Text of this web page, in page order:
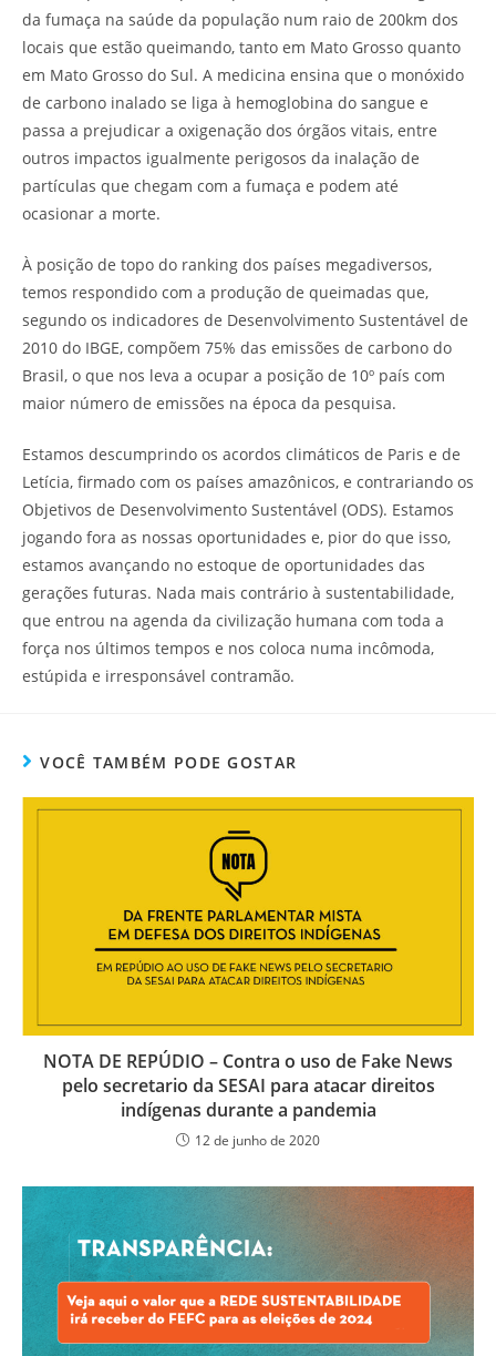
da fumaça na saúde da população num raio de 200km dos
locais que estão queimando, tanto em Mato Grosso quanto
em Mato Grosso do Sul. A medicina ensina que o monóxido
de carbono inalado se liga à hemoglobina do sangue e
passa a prejudicar a oxigenação dos órgãos vitais, entre
outros impactos igualmente perigosos da inalação de
partículas que chegam com a fumaça e podem até
ocasionar a morte.
À posição de topo do ranking dos países megadiversos,
temos respondido com a produção de queimadas que,
segundo os indicadores de Desenvolvimento Sustentável de
2010 do IBGE, compõem 75% das emissões de carbono do
Brasil, o que nos leva a ocupar a posição de 10º país com
maior número de emissões na época da pesquisa.
Estamos descumprindo os acordos climáticos de Paris e de
Letícia, firmado com os países amazônicos, e contrariando os
Objetivos de Desenvolvimento Sustentável (ODS). Estamos
jogando fora as nossas oportunidades e, pior do que isso,
estamos avançando no estoque de oportunidades das
gerações futuras. Nada mais contrário à sustentabilidade,
que entrou na agenda da civilização humana com toda a
força nos últimos tempos e nos coloca numa incômoda,
estúpida e irresponsável contramão.
VOCÊ TAMBÉM PODE GOSTAR
NOTA DE REPÚDIO – Contra o uso de Fake News
pelo secretario da SESAI para atacar direitos
indígenas durante a pandemia
12 de junho de 2020